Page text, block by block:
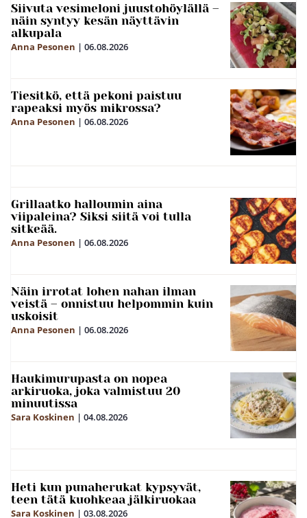
Siivuta vesimeloni juustohöylällä –
näin syntyy kesän näyttävin
alkupala
Anna Pesonen | 06.08.2026
Tiesitkö, että pekoni paistuu
rapeaksi myös mikrossa?
Anna Pesonen | 06.08.2026
Grillaatko halloumin aina
viipaleina? Siksi siitä voi tulla
sitkeää.
Anna Pesonen | 06.08.2026
Näin irrotat lohen nahan ilman
veistä – onnistuu helpommin kuin
uskoisit
Anna Pesonen | 06.08.2026
Haukimurupasta on nopea
arkiruoka, joka valmistuu 20
minuutissa
Sara Koskinen | 04.08.2026
Heti kun punaherukat kypsyvät,
teen tätä kuohkeaa jälkiruokaa
Sara Koskinen | 03.08.2026